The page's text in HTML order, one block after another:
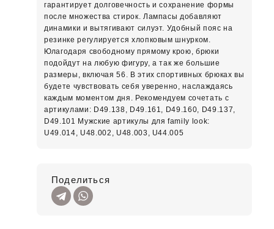
гарантирует долговечность и сохранение формы
после множества стирок. Лампасы добавляют
динамики и вытягивают силуэт. Удобный пояс на
резинке регулируется хлопковым шнурком.
Юлагодаря свободному прямому крою, брюки
подойдут на любую фигуру, а так же большие
размеры, включая 56. В этих спортивных брюках вы
будете чувствовать себя уверенно, наслаждаясь
каждым моментом дня. Рекомендуем сочетать с
артикулами: D49.138, D49.161, D49.160, D49.137,
D49.101 Мужские артикулы для family look:
U49.014, U48.002, U48.003, U44.005
Поделиться